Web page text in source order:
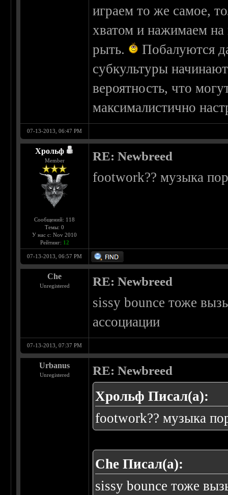
играем то же самое,
хватом и нажимаем
рыть.
Побалуются
субкультуры
вероятность, что
максималистично
07-13-2013, 06:47 PM
Хрольф
Member
Сообщений: 118
Темы: 0
У нас с: Nov 2010
Рейтинг: 12
RE: Newbreed
footwork?? музыка
07-13-2013, 06:57 PM
Che
Unregistered RE: Newbreed
sissy bounce тоже
ассоциации
07-13-2013, 07:37 PM
Urbanus
Unregistered RE: Newbreed
Хрольф Писал(а):
footwork?? музыка
Che Писал(а):
sissy bounce тоже